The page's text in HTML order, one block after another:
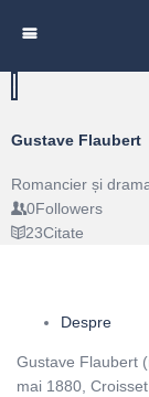
Gustave Flaubert
Romancier și
0Followers
23Citate
Despre
Gustave Flaubert
mai 1880,